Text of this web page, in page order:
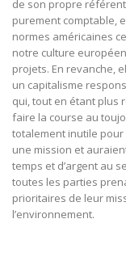
de son propre
purement comptable,
normes américaines
notre culture
projets. En revanche,
un capitalisme
qui, tout en étant plus
faire la course au
totalement inutile pour
une mission et
temps et d’argent au
toutes les parties
prioritaires de leur
l’environnement.